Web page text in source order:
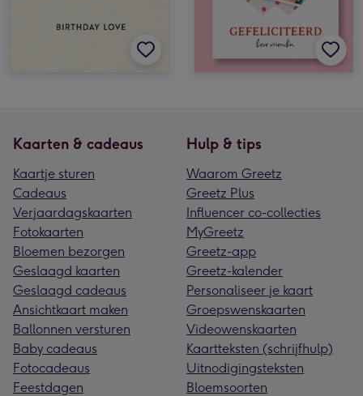
Kaarten & cadeaus
Kaartje sturen
Cadeaus
Verjaardagskaarten
Fotokaarten
Bloemen bezorgen
Geslaagd kaarten
Geslaagd cadeaus
Ansichtkaart maken
Ballonnen versturen
Baby cadeaus
Fotocadeaus
Feestdagen
Hulp & tips
Waarom Greetz
Greetz Plus
Influencer co-collecties
MyGreetz
Greetz-app
Greetz-kalender
Personaliseer je kaart
Groepswenskaarten
Videowenskaarten
Kaartteksten (schrijfhulp)
Uitnodigingsteksten
Bloemsoorten